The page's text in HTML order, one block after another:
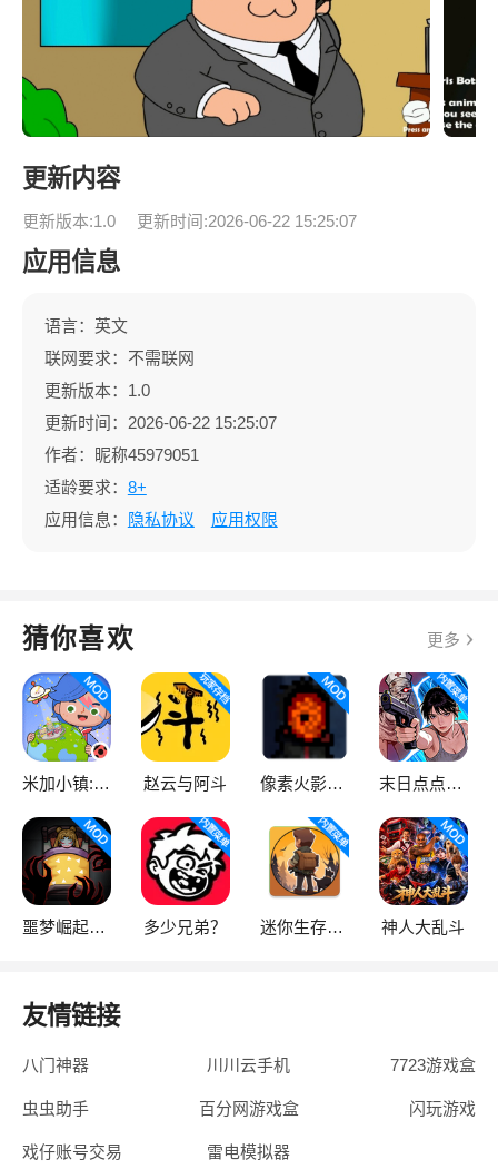
更新内容
更新版本:1.0 更新时间:2026-06-22 15:25:07
应用信息
语言：英文
联网要求：不需联网
更新版本：1.0
更新时间：2026-06-22 15:25:07
作者：昵称45979051
适龄要求： 8+
应用信息：
隐私协议 应用权限
猜你喜欢 更多
米加小镇:世界 赵云与阿斗 像素火影次世代 末日点点（辅助菜单）
噩梦崛起：生存 多少兄弟？ 迷你生存僵尸大战魔改版 神人大乱斗
友情链接
八门神器 川川云手机 7723游戏盒
虫虫助手 百分网游戏盒 闪玩游戏
戏仔账号交易 雷电模拟器